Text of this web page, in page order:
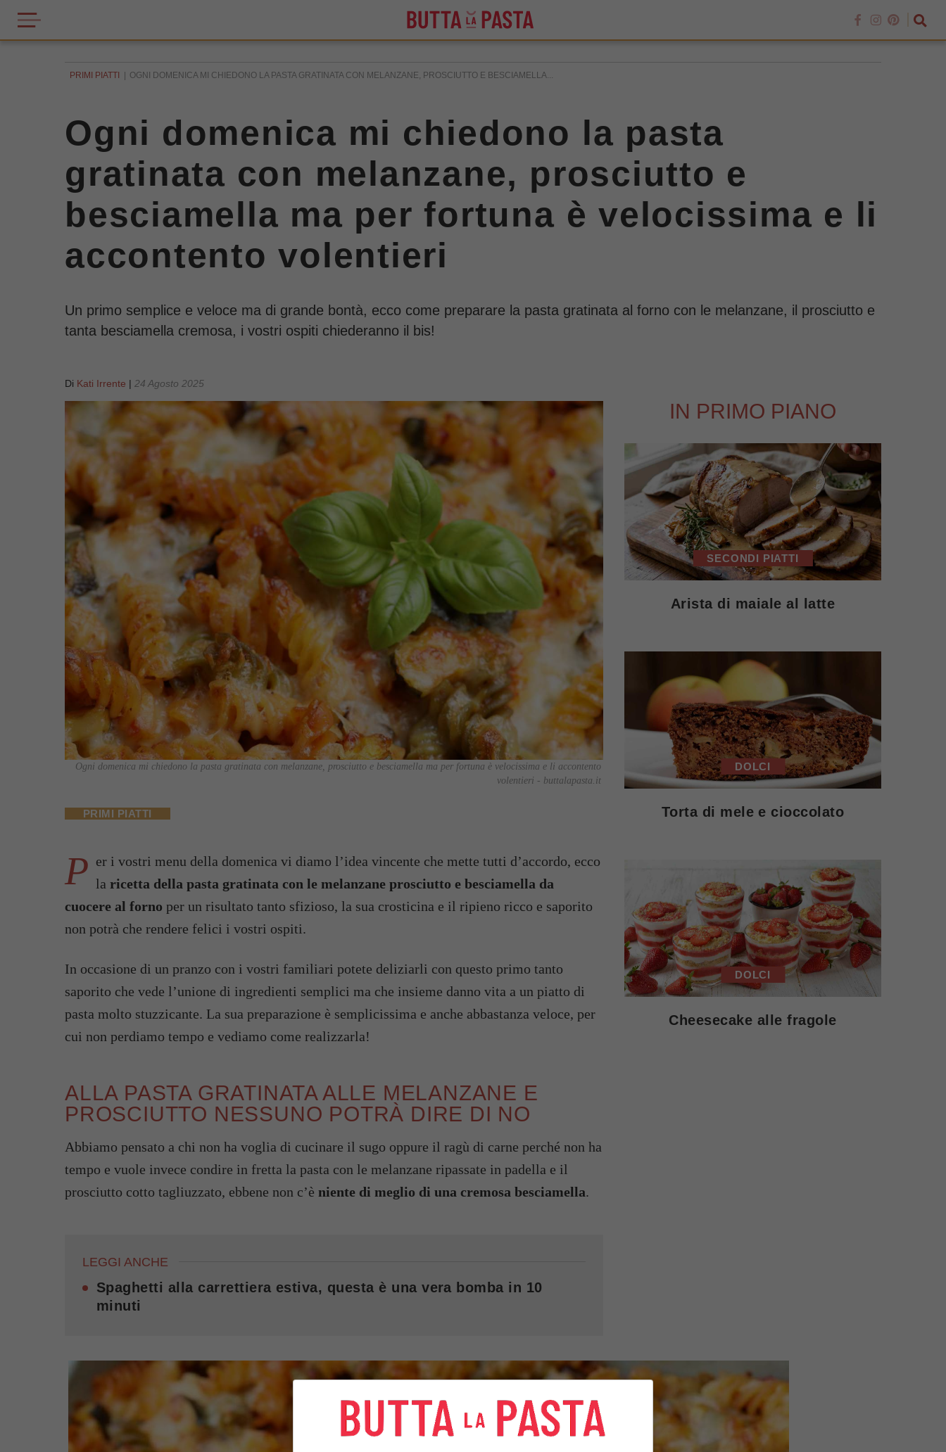
PRIMI PIATTI OGNI DOMENICA MI CHIEDONO LA PASTA GRATINATA CON MELANZANE, PROSCIUTTO E BESCIAMELLA...
Ogni domenica mi chiedono la pasta
gratinata con melanzane, prosciutto e
besciamella ma per fortuna è velocissima e li
accontento volentieri
Un primo semplice e veloce ma di grande bontà, ecco come preparare la pasta gratinata al forno con le melanzane, il prosciutto e
tanta besciamella cremosa, i vostri ospiti chiederanno il bis!
Di Kati Irrente | 24 Agosto 2025
Ogni domenica mi chiedono la pasta gratinata con melanzane, prosciutto e besciamella ma per fortuna è velocissima e li accontento
volentieri - buttalapasta.it
PRIMI PIATTI
P er i vostri menu della domenica vi diamo l’idea vincente che mette tutti d’accordo, ecco
la ricetta della pasta gratinata con le melanzane prosciutto e besciamella da
cuocere al forno per un risultato tanto sfizioso, la sua crosticina e il ripieno ricco e saporito
non potrà che rendere felici i vostri ospiti.
In occasione di un pranzo con i vostri familiari potete deliziarli con questo primo tanto
saporito che vede l’unione di ingredienti semplici ma che insieme danno vita a un piatto di
pasta molto stuzzicante. La sua preparazione è semplicissima e anche abbastanza veloce, per
cui non perdiamo tempo e vediamo come realizzarla!
ALLA PASTA GRATINATA ALLE MELANZANE E
PROSCIUTTO NESSUNO POTRÀ DIRE DI NO
Abbiamo pensato a chi non ha voglia di cucinare il sugo oppure il ragù di carne perché non ha
tempo e vuole invece condire in fretta la pasta con le melanzane ripassate in padella e il
prosciutto cotto tagliuzzato, ebbene non c’è niente di meglio di una cremosa besciamella.
LEGGI ANCHE
Spaghetti alla carrettiera estiva, questa è una vera bomba in 10
minuti
IN PRIMO PIANO
SECONDI PIATTI
Arista di maiale al latte
DOLCI
Torta di mele e cioccolato
DOLCI
Cheesecake alle fragole